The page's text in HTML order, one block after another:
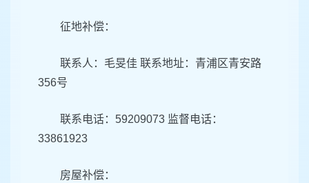
征地补偿：
联系人：毛旻佳 联系地址：青浦区青安路
356号
联系电话：59209073 监督电话：
33861923
房屋补偿：